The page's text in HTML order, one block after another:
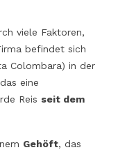
viele Faktoren,
befindet sich
Colombara) in der
eine
Reis seit dem
Gehöft, das